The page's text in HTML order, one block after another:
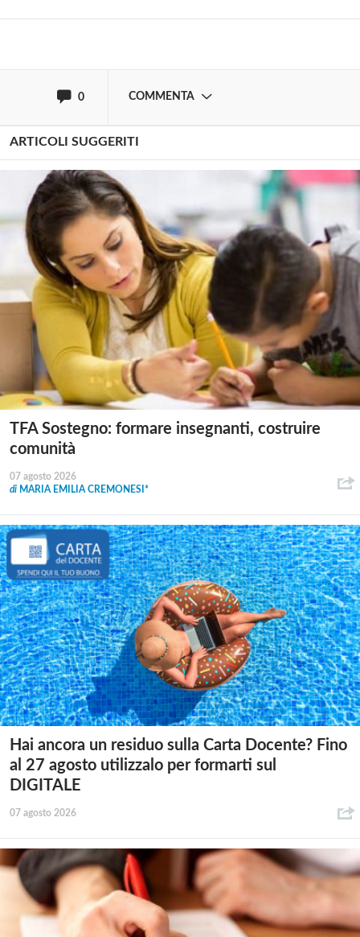
0 COMMENTA
ARTICOLI SUGGERITI
TFA Sostegno: formare insegnanti, costruire
comunità
07 agosto 2026
di MARIA EMILIA CREMONESI*
Hai ancora un residuo sulla Carta Docente? Fino
al 27 agosto utilizzalo per formarti sul
DIGITALE
07 agosto 2026